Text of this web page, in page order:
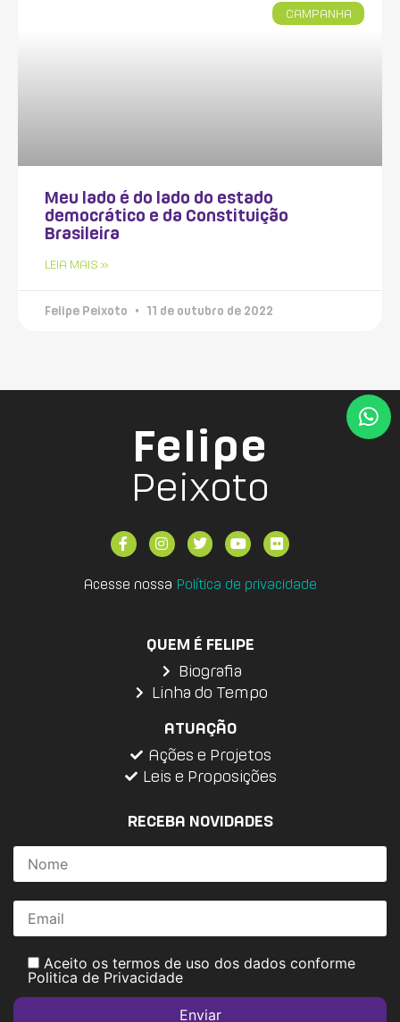
CAMPANHA
Meu lado é do lado do estado
democrático e da Constituição
Brasileira
LEIA MAIS »
Felipe Peixoto 11 de outubro de 2022
Felipe
Peixoto
Acesse nossa Política de privacidade
QUEM É FELIPE
Biografia
Linha do Tempo
ATUAÇÃO
Ações e Projetos
Leis e Proposições
RECEBA NOVIDADES
Aceito os termos de uso dos dados conforme
Politica de Privacidade